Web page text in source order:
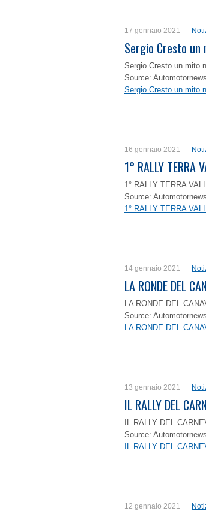
17 gennaio 2021
Sergio Cresto
Sergio Cresto un mito
Source: Automotornews
Sergio Cresto un mito
16 gennaio 2021
1° RALLY TERRA
1° RALLY TERRA
Source: Automotornews
1° RALLY TERRA
14 gennaio 2021
LA RONDE DEL
LA RONDE DEL
Source: Automotornews
LA RONDE DEL
13 gennaio 2021
IL RALLY DEL
IL RALLY DEL
Source: Automotornews
IL RALLY DEL
12 gennaio 2021